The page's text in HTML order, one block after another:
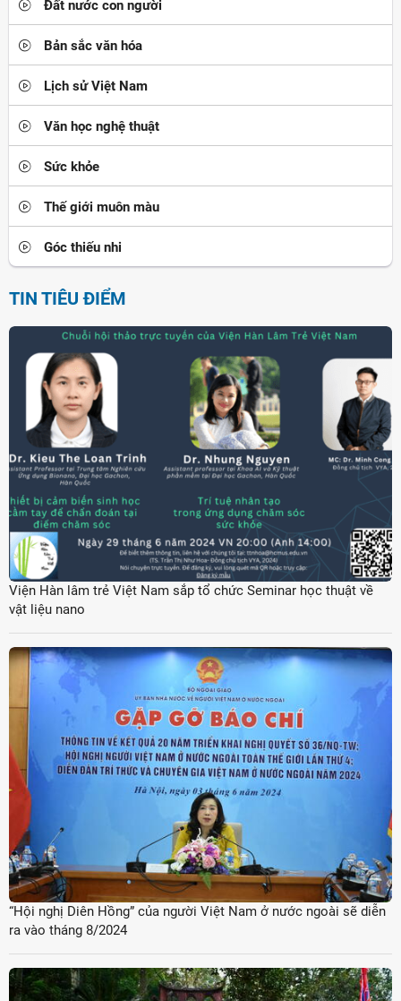
Đất nước con người
Bản sắc văn hóa
Lịch sử Việt Nam
Văn học nghệ thuật
Sức khỏe
Thế giới muôn màu
Góc thiếu nhi
TIN TIÊU ĐIỂM
Viện Hàn lâm trẻ Việt Nam sắp tổ chức Seminar học thuật về
vật liệu nano
“Hội nghị Diên Hồng” của người Việt Nam ở nước ngoài sẽ diễn
ra vào tháng 8/2024